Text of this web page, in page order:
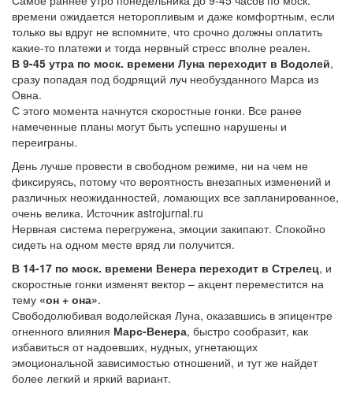
времени ожидается неторопливым и даже комфортным, если
только вы вдруг не вспомните, что срочно должны оплатить
какие-то платежи и тогда нервный стресс вполне реален.
В 9-45 утра по моск. времени Луна переходит в Водолей,
сразу попадая под бодрящий луч необузданного Марса из
Овна.
С этого момента начнутся скоростные гонки. Все ранее
намеченные планы могут быть успешно нарушены и
переиграны.
День лучше провести в свободном режиме, ни на чем не
фиксируясь, потому что вероятность внезапных изменений и
различных неожиданностей, ломающих все запланированное,
очень велика. Источник astrojurnal.ru
Нервная система перегружена, эмоции закипают. Спокойно
сидеть на одном месте вряд ли получится.
В 14-17 по моск. времени Венера переходит в Стрелец, и
скоростные гонки изменят вектор – акцент переместится на
тему «он + она».
Свободолюбивая водолейская Луна, оказавшись в эпицентре
огненного влияния Марс-Венера, быстро сообразит, как
избавиться от надоевших, нудных, угнетающих
эмоциональной зависимостью отношений, и тут же найдет
более легкий и яркий вариант.